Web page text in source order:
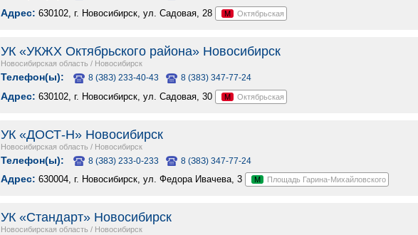
Адрес: 630102, г. Новосибирск, ул. Садовая, 28 М Октябрьская
УК «УКЖХ Октябрьского района» Новосибирск
Новосибирская область / Новосибирск
Телефон(ы): 8 (З8З) 233-40-43 8 (383) 347-77-24
Адрес: 630102, г. Новосибирск, ул. Садовая, 30 М Октябрьская
УК «ДОСТ-Н» Новосибирск
Новосибирская область / Новосибирск
Телефон(ы): 8 (З8З) 233-0-233 8 (З8З) 347-77-24
Адрес: 630004, г. Новосибирск, ул. Федора Ивачева, 3 М Площадь Гарина-Михайловского
УК «Стандарт» Новосибирск
Новосибирская область / Новосибирск